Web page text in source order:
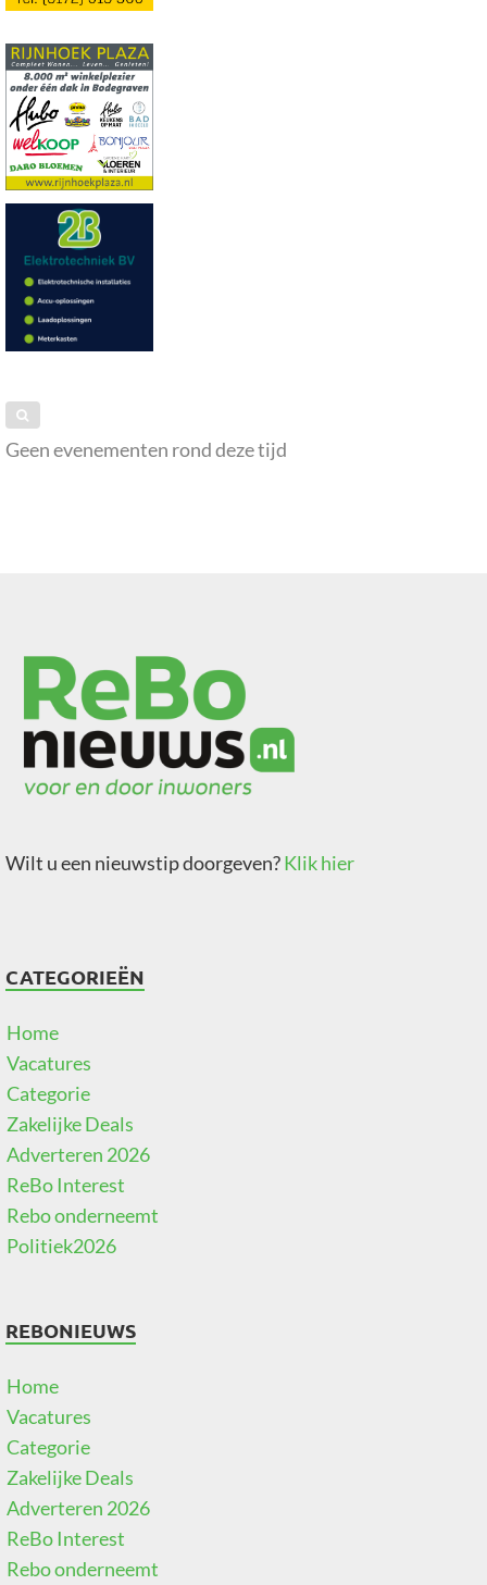
Geen evenementen rond deze tijd
Wilt u een nieuwstip doorgeven?Klik hier
CATEGORIEËN
Home
Vacatures
Categorie
Zakelijke Deals
Adverteren 2026
ReBo Interest
Rebo onderneemt
Politiek2026
REBONIEUWS
Home
Vacatures
Categorie
Zakelijke Deals
Adverteren 2026
ReBo Interest
Rebo onderneemt